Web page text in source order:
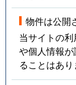
緑町
南沼上
南沼上
物件は公開
当サイトの
や個人情報
ることはあり